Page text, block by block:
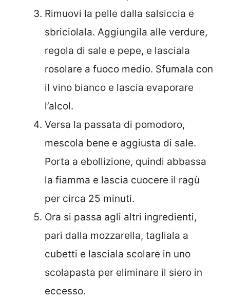
Rimuovi la pelle dalla salsiccia e
sbriciolala. Aggiungila alle verdure,
regola di sale e pepe, e lasciala
rosolare a fuoco medio. Sfumala con
il vino bianco e lascia evaporare
l’alcol.
Versa la passata di pomodoro,
mescola bene e aggiusta di sale.
Porta a ebollizione, quindi abbassa
la fiamma e lascia cuocere il ragù
per circa 25 minuti.
Ora si passa agli altri ingredienti,
pari dalla mozzarella, tagliala a
cubetti e lasciala scolare in uno
scolapasta per eliminare il siero in
eccesso.